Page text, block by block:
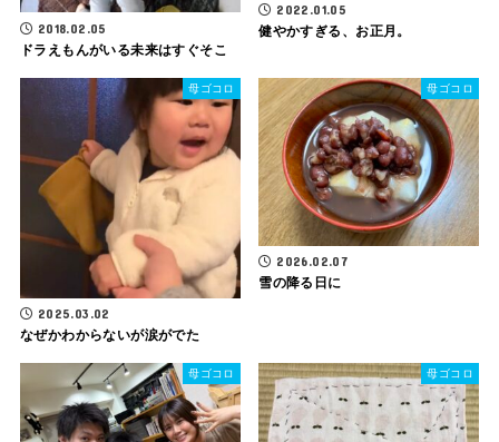
2018.02.05
ドラえもんがいる未来はすぐそこ
2022.01.05
健やかすぎる、お正月。
母ゴコロ
2025.03.02
なぜかわからないが涙がでた
母ゴコロ
2026.02.07
雪の降る日に
母ゴコロ 母ゴコロ